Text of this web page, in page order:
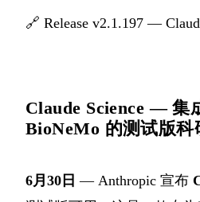
🔗 Release v2.1.197 —
Claude Science —
BioNeMo 的测试版科
6月30日 — Anthropic 宣布